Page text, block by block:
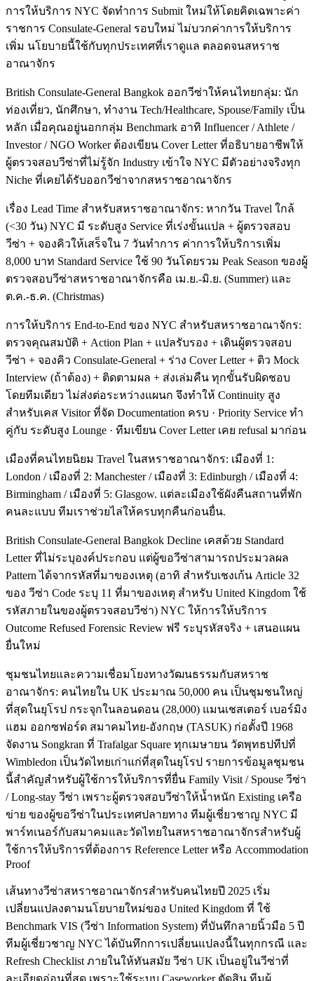
การให้บริการ NYC จัดทำการ Submit ใหม่ให้โดยคิดเฉพาะค่า
ราชการ Consulate-General รอบใหม่ ไม่บวกค่าการให้บริการ
เพิ่ม นโยบายนี้ใช้กับทุกประเทศที่เราดูแล ตลอดจนสหราช
อาณาจักร
British Consulate-General Bangkok ออกวีซ่าให้คนไทยกลุ่ม: นัก
ท่องเที่ยว, นักศึกษา, ทำงาน Tech/Healthcare, Spouse/Family เป็น
หลัก เมื่อคุณอยู่นอกกลุ่ม Benchmark อาทิ Influencer / Athlete /
Investor / NGO Worker ต้องเขียน Cover Letter ที่อธิบายอาชีพให้
ผู้ตรวจสอบวีซ่าที่ไม่รู้จัก Industry เข้าใจ NYC มีตัวอย่างจริงทุก
Niche ที่เคยได้รับออกวีซ่าจากสหราชอาณาจักร
เรื่อง Lead Time สำหรับสหราชอาณาจักร: หากวัน Travel ใกล้
(<30 วัน) NYC มี ระดับสูง Service ที่เร่งขั้นแปล + ผู้ตรวจสอบ
วีซ่า + จองคิวให้เสร็จใน 7 วันทำการ ค่าการให้บริการเพิ่ม
8,000 บาท Standard Service ใช้ 90 วันโดยรวม Peak Season ของผู้
ตรวจสอบวีซ่าสหราชอาณาจักรคือ เม.ย.-มิ.ย. (Summer) และ
ต.ค.-ธ.ค. (Christmas)
การให้บริการ End-to-End ของ NYC สำหรับสหราชอาณาจักร:
ตรวจคุณสมบัติ + Action Plan + แปลรับรอง + เดินผู้ตรวจสอบ
วีซ่า + จองคิว Consulate-General + ร่าง Cover Letter + ติว Mock
Interview (ถ้าต้อง) + ติดตามผล + ส่งเล่มคืน ทุกขั้นรับผิดชอบ
โดยทีมเดียว ไม่ส่งต่อระหว่างแผนก จึงทำให้ Continuity สูง
สำหรับเคส Visitor ที่จัด Documentation ครบ · Priority Service ทำ
คู่กับ ระดับสูง Lounge · ทีมเขียน Cover Letter เคย refusal มาก่อน
เมืองที่คนไทยนิยม Travel ในสหราชอาณาจักร: เมืองที่ 1:
London / เมืองที่ 2: Manchester / เมืองที่ 3: Edinburgh / เมืองที่ 4:
Birmingham / เมืองที่ 5: Glasgow. แต่ละเมืองใช้ผังคืนสถานที่พัก
คนละแบบ ทีมเราช่วยไล่ให้ครบทุกคืนก่อนยื่น.
British Consulate-General Bangkok Decline เคสด้วย Standard
Letter ที่ไม่ระบุองค์ประกอบ แต่ผู้ขอวีซ่าสามารถประมวลผล
Pattern ได้จากรหัสที่มาของเหตุ (อาทิ สำหรับเชงเก้น Article 32
ของ วีซ่า Code ระบุ 11 ที่มาของเหตุ สำหรับ United Kingdom ใช้
รหัสภายในของผู้ตรวจสอบวีซ่า) NYC ให้การให้บริการ
Outcome Refused Forensic Review ฟรี ระบุรหัสจริง + เสนอแผน
ยื่นใหม่
ชุมชนไทยและความเชื่อมโยงทางวัฒนธรรมกับสหราช
อาณาจักร: คนไทยใน UK ประมาณ 50,000 คน เป็นชุมชนใหญ่
ที่สุดในยุโรป กระจุกในลอนดอน (28,000) แมนเชสเตอร์ เบอร์มิง
แฮม ออกซฟอร์ด สมาคมไทย-อังกฤษ (TASUK) ก่อตั้งปี 1968
จัดงาน Songkran ที่ Trafalgar Square ทุกเมษายน วัดพุทธปทีปที่
Wimbledon เป็นวัดไทยเก่าแก่ที่สุดในยุโรป รายการข้อมูลชุมชน
นี้สำคัญสำหรับผู้ใช้การให้บริการที่ยื่น Family Visit / Spouse วีซ่า
/ Long-stay วีซ่า เพราะผู้ตรวจสอบวีซ่าให้น้ำหนัก Existing เครือ
ข่าย ของผู้ขอวีซ่าในประเทศปลายทาง ทีมผู้เชี่ยวชาญ NYC มี
พาร์ทเนอร์กับสมาคมและวัดไทยในสหราชอาณาจักรสำหรับผู้
ใช้การให้บริการที่ต้องการ Reference Letter หรือ Accommodation
Proof
เส้นทางวีซ่าสหราชอาณาจักรสำหรับคนไทยปี 2025 เริ่ม
เปลี่ยนแปลงตามนโยบายใหม่ของ United Kingdom ที่ ใช้
Benchmark VIS (วีซ่า Information System) ที่บันทึกลายนิ้วมือ 5 ปี
ทีมผู้เชี่ยวชาญ NYC ได้บันทึกการเปลี่ยนแปลงนี้ในทุกกรณี และ
Refresh Checklist ภายในให้ทันสมัย วีซ่า UK เป็นอยู่ในวีซ่าที่
ละเอียดอ่อนที่สุด เพราะใช้ระบบ Caseworker ตัดสิน ทีมผู้